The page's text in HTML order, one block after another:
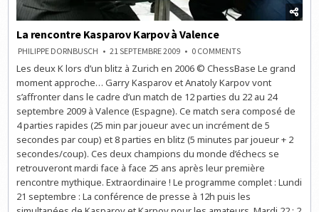
La rencontre Kasparov Karpov à Valence
PHILIPPE DORNBUSCH 21 SEPTEMBRE 2009 0 COMMENTSON
RENCONTRE
KASPAROV
KARPOV
À
VALENCE
Les deux K lors d’un blitz à Zurich en 2006 © ChessBase Le grand
moment approche… Garry Kasparov et Anatoly Karpov vont
s’affronter dans le cadre d’un match de 12 parties du 22 au 24
septembre 2009 à Valence (Espagne). Ce match sera composé de
4 parties rapides (25 min par joueur avec un incrément de 5
secondes par coup) et 8 parties en blitz (5 minutes par joueur + 2
secondes/coup). Ces deux champions du monde d’échecs se
retrouveront mardi face à face 25 ans après leur première
rencontre mythique. Extraordinaire ! Le programme complet : Lundi
21 septembre : La conférence de presse à 12h puis les